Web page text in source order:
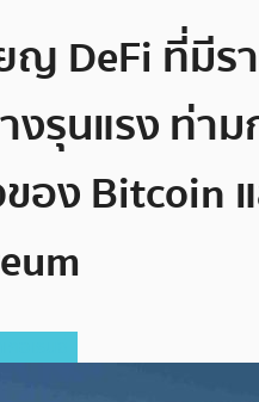
ญ DeFi ที่มีร
งรุนแรง ท่า
อง Bitcoin